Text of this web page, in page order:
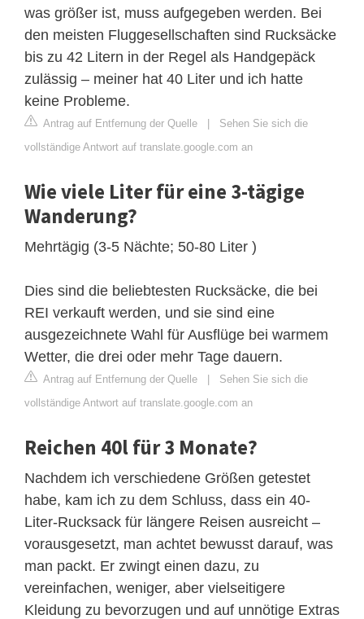
was größer ist, muss aufgegeben werden. Bei
den meisten Fluggesellschaften sind Rucksäcke
bis zu 42 Litern in der Regel als Handgepäck
zulässig – meiner hat 40 Liter und ich hatte
keine Probleme.
Antrag auf Entfernung der Quelle | Sehen Sie sich die
vollständige Antwort auf translate.google.com an
Wie viele Liter für eine 3-tägige
Wanderung?
Mehrtägig (3-5 Nächte; 50-80 Liter )
Dies sind die beliebtesten Rucksäcke, die bei
REI verkauft werden, und sie sind eine
ausgezeichnete Wahl für Ausflüge bei warmem
Wetter, die drei oder mehr Tage dauern.
Antrag auf Entfernung der Quelle | Sehen Sie sich die
vollständige Antwort auf translate.google.com an
Reichen 40l für 3 Monate?
Nachdem ich verschiedene Größen getestet
habe, kam ich zu dem Schluss, dass ein 40-
Liter-Rucksack für längere Reisen ausreicht –
vorausgesetzt, man achtet bewusst darauf, was
man packt. Er zwingt einen dazu, zu
vereinfachen, weniger, aber vielseitigere
Kleidung zu bevorzugen und auf unnötige Extras